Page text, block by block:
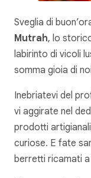
Sveglia di
Mutrah, lo
labirinto di vicoli
somma gioia di noi
Inebriatevi del
vi aggirate nel
prodotti
curiose. E fate
berretti ricamati a